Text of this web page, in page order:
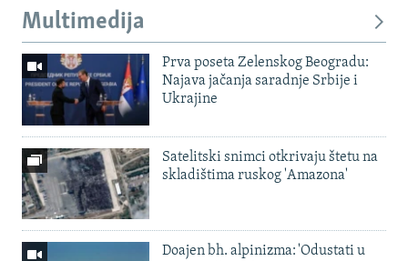
Multimedija
Prva poseta Zelenskog Beogradu:
Najava jačanja saradnje Srbije i
Ukrajine
Satelitski snimci otkrivaju štetu na
skladištima ruskog 'Amazona'
Doajen bh. alpinizma: 'Odustati u